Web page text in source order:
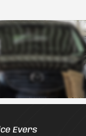
Evers